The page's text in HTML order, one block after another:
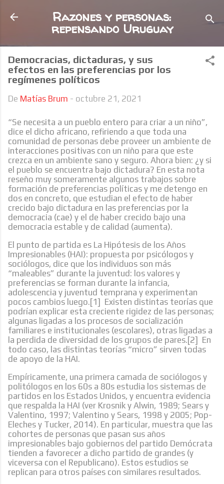
Ir al contenido principal
Razones y personas:
repensando Uruguay
Democracias, dictaduras, y sus
efectos en las preferencias por los
regímenes políticos
De Matías Brum - octubre 21, 2021
“Se necesita a un pueblo entero para criar a un niño”,
dice el dicho africano, refiriendo a que toda una
comunidad de personas debe proveer un ambiente de
interacciones positivas con un niño para que este
crezca en un ambiente sano y seguro. Ahora bien: ¿y si
el pueblo se encuentra bajo dictadura? En esta nota
reseño muy someramente algunos trabajos sobre
formación de preferencias políticas y me detengo en
dos en concreto, que estudian el efecto de haber
crecido bajo dictadura en las preferencias por la
democracia (cae) y el de haber crecido bajo una
democracia estable y de calidad (aumenta).
El punto de partida es La Hipótesis de los Años
Impresionables (HAI): propuesta por psicólogos y
sociólogos, dice que los individuos son más
“maleables” durante la juventud: los valores y
preferencias se forman durante la infancia,
adolescencia y juventud temprana y experimentan
pocos cambios luego.[1] Existen distintas teorías que
podrían explicar esta creciente rigidez de las personas;
algunas ligadas a los procesos de socialización
familiares e institucionales (escolares), otras ligadas a
la perdida de diversidad de los grupos de pares.[2] En
todo caso, las distintas teorías “micro” sirven todas
de apoyo de la HAI.
Empíricamente, una primera camada de sociólogos y
politólogos en los 60s a 80s estudia los sistemas de
partidos en los Estados Unidos, y encuentra evidencia
que respalda la HAI (ver Krosnik y Alwin, 1989; Sears y
Valentino, 1997; Valentino y Sears, 1998 y 2005; Pop-
Eleches y Tucker, 2014). En particular, muestra que las
cohortes de personas que pasan sus años
impresionables bajo gobiernos del partido Demócrata
tienden a favorecer a dicho partido de grandes (y
viceversa con el Republicano). Estos estudios se
replican para otros países con similares resultados.